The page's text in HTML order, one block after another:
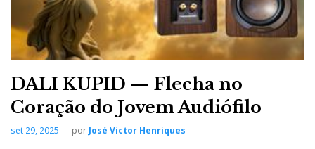
DALI KUPID — Flecha no
Coração do Jovem Audiófilo
set 29, 2025 porJosé Victor Henriques